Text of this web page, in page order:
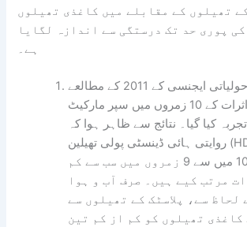
کے تھیلوں کے مقابلے میں کاغذی تھیلوں
پوری حد تک درستگی سے اندازہ لگایا
ہے۔
برطانیہ کی ماحولیاتی ایجنسی کے 2011 کے مطالعے
میں ماحولیاتی اثرات کے 10 زمروں میں سپر مارکیٹ
کیا گیا۔ نتائج سے ظاہر ہوا کہ
روایتی ہائی ڈینسٹی پولی تھیلین (HDPE) پلاسٹک کے
تھیلوں نے 10 میں سے 9 زمروں میں سب سے کم
مرتب کیے ہیں۔ صرف آب و ہوا
لحاظ سے، پلاسٹک کے تھیلوں سے
کاغذی تھیلوں کو کم از کم تین